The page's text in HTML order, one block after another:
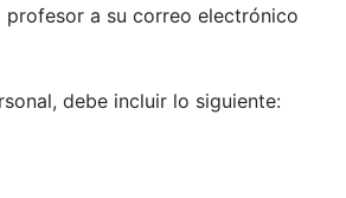
profesor a su correo electrónico
debe incluir lo siguiente: